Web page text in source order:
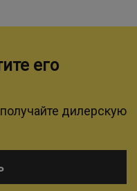
его
дилерскую